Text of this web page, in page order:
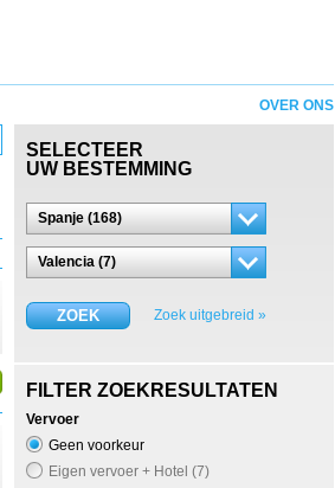
OVER ONS
SELECTEER
UW BESTEMMING
Spanje (168)
Valencia (7)
ZOEK Zoek uitgebreid »
FILTER ZOEKRESULTATEN
Vervoer
Geen voorkeur
Eigen vervoer + Hotel (7)